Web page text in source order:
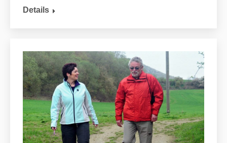
Details